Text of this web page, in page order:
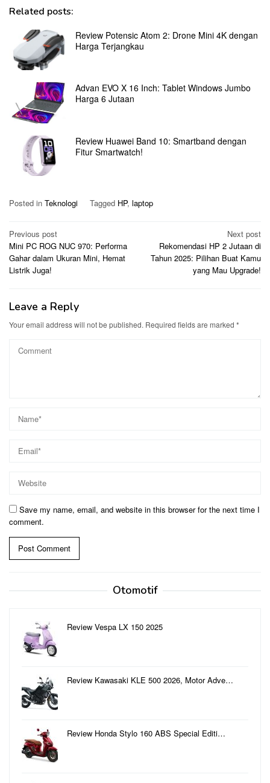
Related posts:
Review Potensic Atom 2: Drone Mini 4K dengan
Harga Terjangkau
Advan EVO X 16 Inch: Tablet Windows Jumbo
Harga 6 Jutaan
Review Huawei Band 10: Smartband dengan
Fitur Smartwatch!
Posted in Teknologi Tagged HP, laptop
Post
navigation
Previous post
Mini PC ROG NUC 970: Performa
Gahar dalam Ukuran Mini, Hemat
Listrik Juga!
Next post
Rekomendasi HP 2 Jutaan di
Tahun 2025: Pilihan Buat Kamu
yang Mau Upgrade!
Leave a Reply
Your email address will not be published. Required fields are marked *
Save my name, email, and website in this browser for the next time I
comment.
Otomotif
Review Vespa LX 150 2025
Review Kawasaki KLE 500 2026, Motor Adve…
Review Honda Stylo 160 ABS Special Editi…